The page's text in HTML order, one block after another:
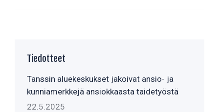
Tiedotteet
Tanssin aluekeskukset jakoivat ansio- ja
kunniamerkkejä ansiokkaasta taidetyöstä
22.5.2025